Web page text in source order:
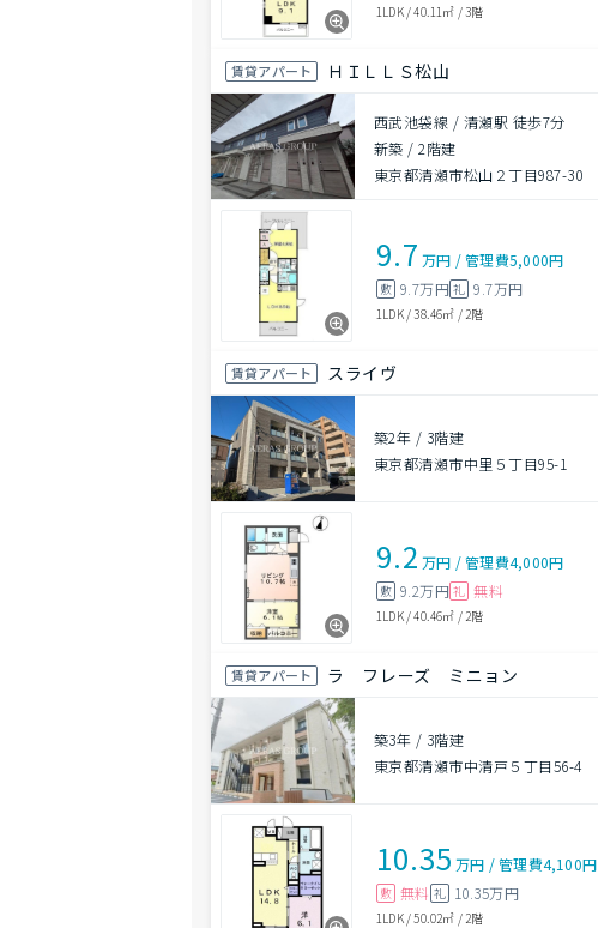
1LDK/40.11㎡ /3階
賃貸アパート ＨＩＬＬＳ松山
西武池袋線 / 清瀬駅 徒歩7分
新築 /2階建
東京都清瀬市松山２丁目987-30
9.7 万円 /管理費5,000円
敷 9.7万円礼 9.7万円
1LDK/38.46㎡ / 2階
賃貸アパート スライヴ
築2年 / 3階建
東京都清瀬市中里５丁目95-1
9.2 万円 /管理費4,000円
敷 9.2万円 礼 無料
1LDK/40.46㎡ / 2階
賃貸アパート ラ フレーズ ミニョン
築3年 / 3階建
東京都清瀬市中清戸５丁目56-4
10.35 万円 /管理費4,100円
敷 無料 礼 10.35万円
1LDK/50.02㎡ / 2階